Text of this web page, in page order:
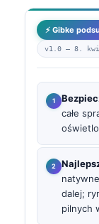
⚡ Gibke
v1.0 — 8.
całe
dalej;
pilnych